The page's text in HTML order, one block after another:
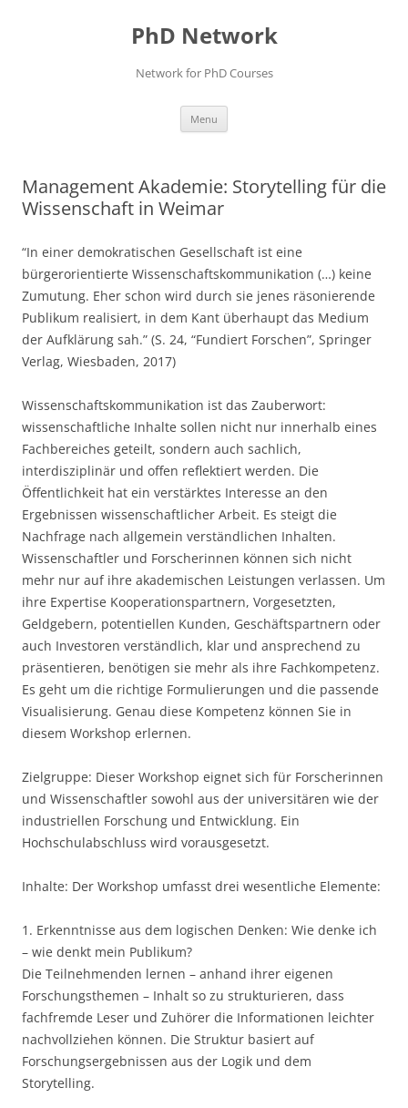
PhD Network
Network for PhD Courses
Menu
Management Akademie: Storytelling für die
Wissenschaft in Weimar
“In einer demokratischen Gesellschaft ist eine
bürgerorientierte Wissenschaftskommunikation (…) keine
Zumutung. Eher schon wird durch sie jenes räsonierende
Publikum realisiert, in dem Kant überhaupt das Medium
der Aufklärung sah.” (S. 24, “Fundiert Forschen”, Springer
Verlag, Wiesbaden, 2017)
Wissenschaftskommunikation ist das Zauberwort:
wissenschaftliche Inhalte sollen nicht nur innerhalb eines
Fachbereiches geteilt, sondern auch sachlich,
interdisziplinär und offen reflektiert werden. Die
Öffentlichkeit hat ein verstärktes Interesse an den
Ergebnissen wissenschaftlicher Arbeit. Es steigt die
Nachfrage nach allgemein verständlichen Inhalten.
Wissenschaftler und Forscherinnen können sich nicht
mehr nur auf ihre akademischen Leistungen verlassen. Um
ihre Expertise Kooperationspartnern, Vorgesetzten,
Geldgebern, potentiellen Kunden, Geschäftspartnern oder
auch Investoren verständlich, klar und ansprechend zu
präsentieren, benötigen sie mehr als ihre Fachkompetenz.
Es geht um die richtige Formulierungen und die passende
Visualisierung. Genau diese Kompetenz können Sie in
diesem Workshop erlernen.
Zielgruppe: Dieser Workshop eignet sich für Forscherinnen
und Wissenschaftler sowohl aus der universitären wie der
industriellen Forschung und Entwicklung. Ein
Hochschulabschluss wird vorausgesetzt.
Inhalte: Der Workshop umfasst drei wesentliche Elemente:
1. Erkenntnisse aus dem logischen Denken: Wie denke ich
– wie denkt mein Publikum?
Die Teilnehmenden lernen – anhand ihrer eigenen
Forschungsthemen – Inhalt so zu strukturieren, dass
fachfremde Leser und Zuhörer die Informationen leichter
nachvollziehen können. Die Struktur basiert auf
Forschungsergebnissen aus der Logik und dem
Storytelling.